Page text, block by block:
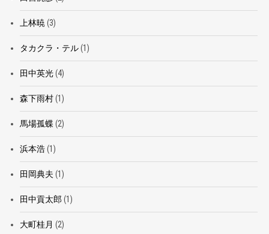
上林暁 (3)
タカクラ・テル(1)
田中英光(4)
森下雨村(1)
馬場孤蝶 (2)
浜本浩(1)
田岡典夫 (1)
田中貢太郎 (1)
大町桂月 (2)